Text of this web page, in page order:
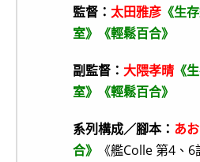
監督： 太田雅彦 《生
室》《輕鬆百合》
副監督： 大隈孝晴 《
室》《輕鬆百合》
系列構成／腳本： あ
合》
《艦Colle 第4、6